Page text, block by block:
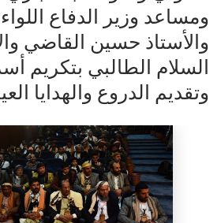
ومساعد وزير الدفاع
والأستاذ حسين القاضي
السلام الطالبي بتكريم
وتقديم الدروع والهدايا